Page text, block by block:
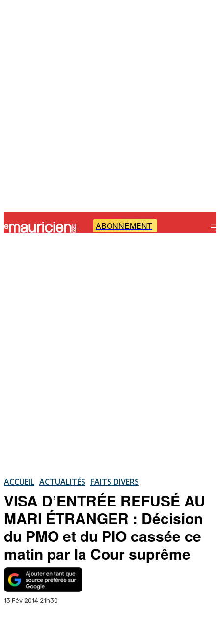
- ABONNEMENT
ACCUEIL ACTUALITÉS FAITS DIVERS
VISA D’ENTRÉE REFUSÉ AU
MARI ÉTRANGER : Décision
du PMO et du PIO cassée ce
matin par la Cour suprême
13 Fév 2014 21h30